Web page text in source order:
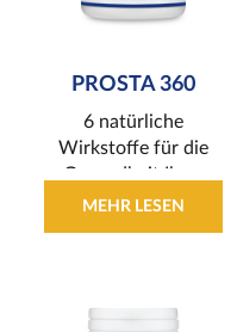
PROSTA 360
6 natürliche
Wirkstoffe für die
Gesundheit Ihrer
Prostata
MEHR LESEN